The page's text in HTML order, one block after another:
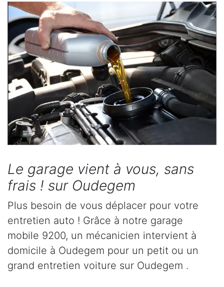
Le garage vient à vous, sans
frais ! sur Oudegem
Plus besoin de vous déplacer pour votre
entretien auto ! Grâce à notre garage
mobile 9200, un mécanicien intervient à
domicile à Oudegem pour un petit ou un
grand entretien voiture sur Oudegem .